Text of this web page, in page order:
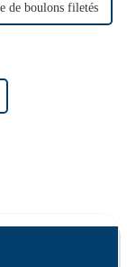
de boulons filetés